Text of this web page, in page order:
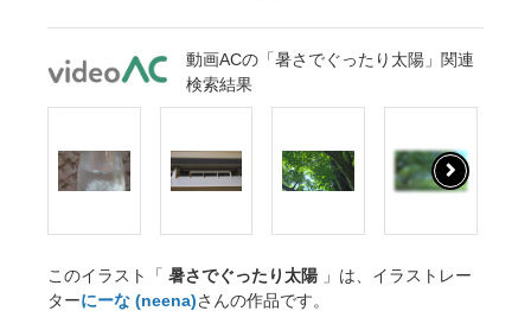
動画ACの「暑さでぐったり太陽」関連
検索結果
このイラスト「 暑さでぐったり太陽 」は、イラストレー
ターにーな (neena)さんの作品です。